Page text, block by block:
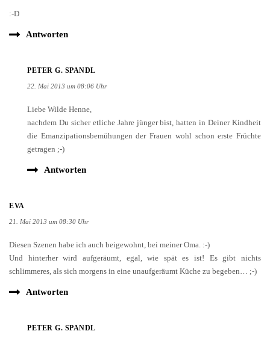
:-D
Antworten
PETER G. SPANDL
22. Mai 2013 um 08:06 Uhr
Liebe Wilde Henne,
nachdem Du sicher etliche Jahre jünger bist, hatten in Deiner Kindheit
die Emanzipationsbemühungen der Frauen wohl schon erste Früchte
getragen ;-)
Antworten
EVA
21. Mai 2013 um 08:30 Uhr
Diesen Szenen habe ich auch beigewohnt, bei meiner Oma. :-)
Und hinterher wird aufgeräumt, egal, wie spät es ist! Es gibt nichts
schlimmeres, als sich morgens in eine unaufgeräumt Küche zu begeben… ;-)
Antworten
PETER G. SPANDL